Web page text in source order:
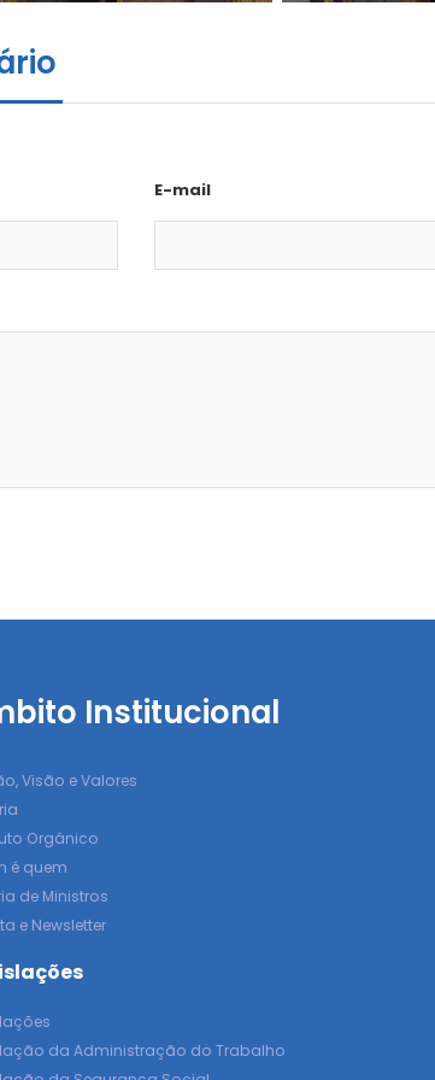
E-mail
Institucional
Visão e Valores
Orgânico
é quem
de Ministros
e Newsletter
da Administração do Trabalho